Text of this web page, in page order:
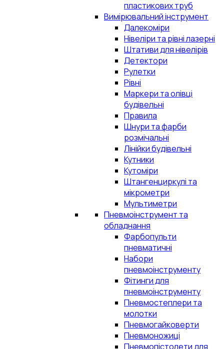
пластикових труб
Вимірювальний інструмент
Далекоміри
Нівеліри та рівні лазерні
Штативи для нівелірів
Детектори
Рулетки
Рівні
Маркери та олівці
будівельні
Правила
Шнури та фарби
розмічальні
Лінійки будівельні
Кутники
Кутоміри
Штангенциркулі та
мікрометри
Мультиметри
Пневмоінструмент та
обладнання
Фарбопульти
пневматичні
Набори
пневмоінструменту
Фітинги для
пневмоінструменту
Пневмостеплери та
молотки
Пневмогайковерти
Пневмоножиці
Пневмопістолети для